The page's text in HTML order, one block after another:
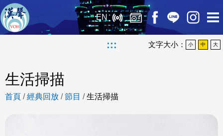
EN
::: 文字大小： 小 中 大
生活掃描
首頁 /經典回放 /節目 /生活掃描